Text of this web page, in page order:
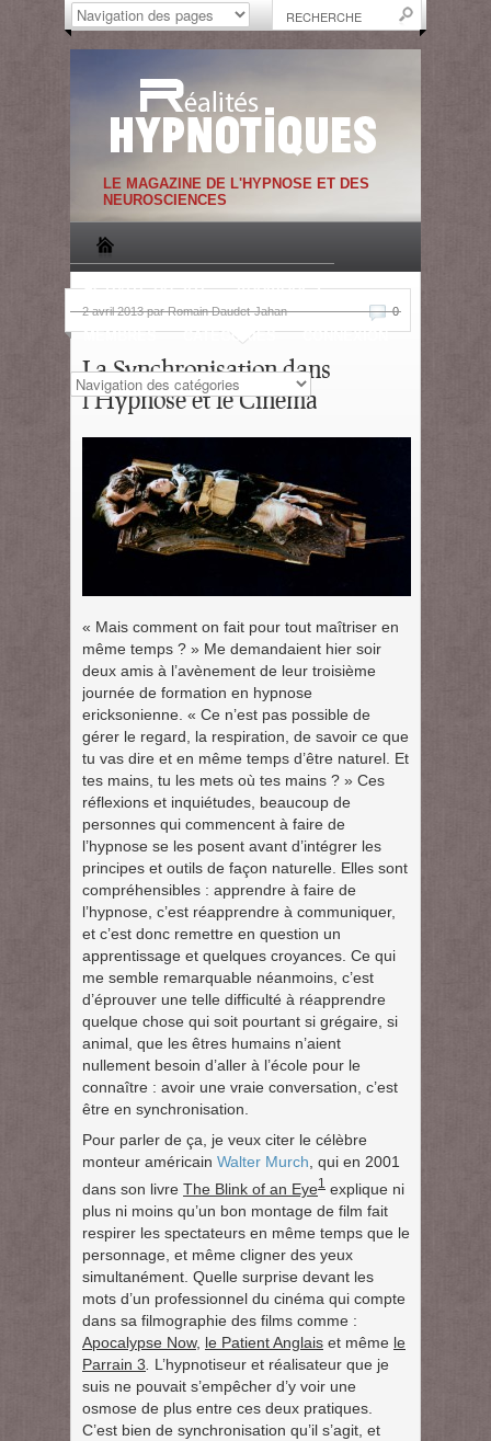
LE MAGAZINE DE L'HYPNOSE ET DES
NEUROSCIENCES
ACTIVITE DU SITE RUBRIQUES
MEMBRES CATEGORIES CONNEXION
0
2 avril 2013 par Romain Daudet-Jahan
La Synchronisation dans
l’Hypnose et le Cinéma
« Mais comment on fait pour tout maîtriser en
même temps ? » Me demandaient hier soir
deux amis à l’avènement de leur troisième
journée de formation en hypnose
ericksonienne. « Ce n’est pas possible de
gérer le regard, la respiration, de savoir ce que
tu vas dire et en même temps d’être naturel. Et
tes mains, tu les mets où tes mains ? » Ces
réflexions et inquiétudes, beaucoup de
personnes qui commencent à faire de
l’hypnose se les posent avant d’intégrer les
principes et outils de façon naturelle. Elles sont
compréhensibles : apprendre à faire de
l’hypnose, c’est réapprendre à communiquer,
et c’est donc remettre en question un
apprentissage et quelques croyances. Ce qui
me semble remarquable néanmoins, c’est
d’éprouver une telle difficulté à réapprendre
quelque chose qui soit pourtant si grégaire, si
animal, que les êtres humains n’aient
nullement besoin d’aller à l’école pour le
connaître : avoir une vraie conversation, c’est
être en synchronisation.
Pour parler de ça, je veux citer le célèbre
monteur américain Walter Murch , qui en 2001
dans son livre The Blink of an Eye1 explique ni
plus ni moins qu’un bon montage de film fait
respirer les spectateurs en même temps que le
personnage, et même cligner des yeux
simultanément. Quelle surprise devant les
mots d’un professionnel du cinéma qui compte
dans sa filmographie des films comme :
Apocalypse Now, le Patient Anglais et même le
Parrain 3
L’hypnotiseur et réalisateur que je
suis ne pouvait s’empêcher d’y voir une
osmose de plus entre ces deux pratiques.
C’est bien de synchronisation qu’il s’agit, et